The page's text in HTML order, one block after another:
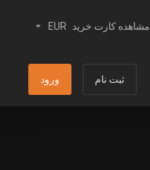
مشاهده کارت خرید EUR
ثبت نام ورود